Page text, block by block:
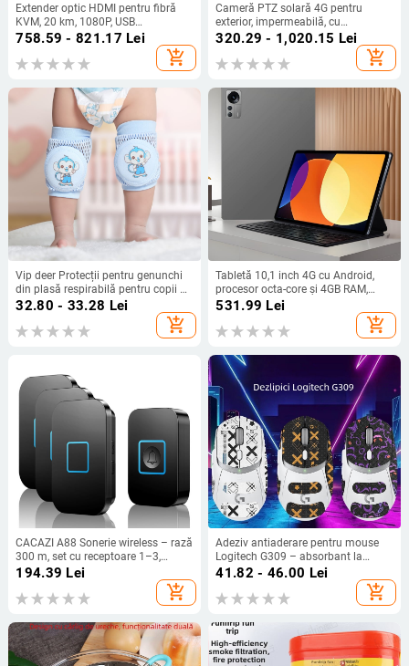
Extender optic HDMI pentru fibră
KVM, 20 km, 1080P, USB
tastatură/mouse, interfață SC,
758.59 - 821.17 Lei
add_shopping_cart
Cameră PTZ solară 4G pentru
exterior, impermeabilă, cu
monitorizare HD, fără cabluri,
vizionare la distanță prin telefon
320.29 - 1,020.15 Lei
add_shopping_cart
Vip deer Protecții pentru genunchi
din plasă respirabilă pentru copii —
pentru târâre și învățarea mersului,
32.80 - 33.28 Lei
add_shopping_cart
Tabletă 10,1 inch 4G cu Android,
procesor octa-core și 4GB RAM,
pentru apeluri, streaming live și
jocuri educaționale, dispozitiv POS
pentru cadouri
531.99 Lei
add_shopping_cart
CACAZI A88 Sonerie wireless – rază
300 m, set cu receptoare 1–3,
impermeabil, alimentare AC 110–
194.39 Lei
add_shopping_cart
Adeziv antiaderare pentru mouse
Logitech G309 – absorbant la
transpirație, impermeabil și
completă a palmei și a spatelui
41.82 - 46.00 Lei
add_shopping_cart